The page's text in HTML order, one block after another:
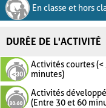
En classe et hors
DURÉE DE L'ACTIVITÉ
Activités courtes (<
minutes)
Activités
(Entre 30 et 60